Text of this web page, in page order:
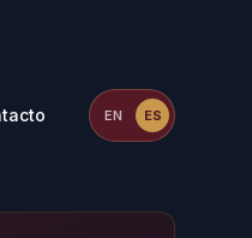
ES
EN